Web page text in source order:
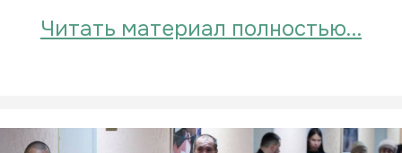
Читать материал полностью…